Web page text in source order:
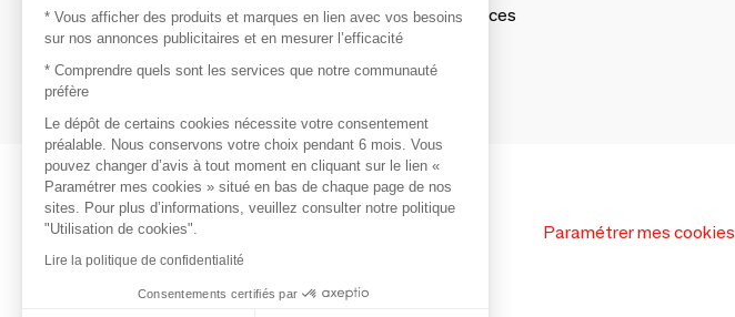
Inspiration et sélections de produits tendances
Contacter
Paramétrer mes cookies
* Vous afficher des produits et marques en lien avec vos besoins
sur nos annonces publicitaires et en mesurer l’efficacité
* Comprendre quels sont les services que notre communauté
préfère
Le dépôt de certains cookies nécessite votre consentement
préalable. Nous conservons votre choix pendant 6 mois. Vous
pouvez changer d’avis à tout moment en cliquant sur le lien «
Paramétrer mes cookies » situé en bas de chaque page de nos
sites. Pour plus d’informations, veuillez consulter notre politique
"Utilisation de cookies".
Lire la politique de confidentialité
Consentements certifiés par